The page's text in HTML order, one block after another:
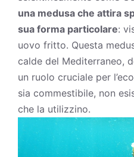
una medusa che attira
sua forma particolare:
uovo fritto. Questa
calde del Mediterraneo,
un ruolo cruciale per
sia commestibile, non
che la utilizzino.